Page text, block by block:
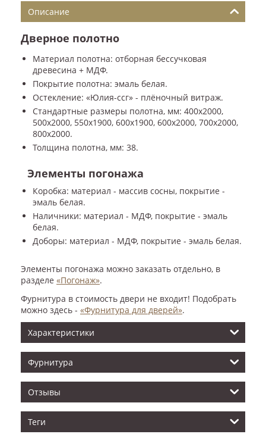
Описание
Дверное полотно
Материал полотна: отборная бессучковая
древесина + МДФ.
Покрытие полотна: эмаль белая.
Остекление: «Юлия-ссг» - плёночный витраж.
Стандартные размеры полотна, мм: 400x2000,
500x2000, 550x1900, 600x1900, 600x2000, 700x2000,
800x2000.
Толщина полотна, мм: 38.
Элементы погонажа
Коробка: материал - массив сосны, покрытие -
эмаль белая.
Наличники: материал - МДФ, покрытие - эмаль
белая.
Доборы: материал - МДФ, покрытие - эмаль белая.
Элементы погонажа можно заказать отдельно, в
разделе «Погонаж».
Фурнитура в стоимость двери не входит! Подобрать
можно здесь - «Фурнитура для дверей».
Характеристики
Фурнитура
Отзывы
Теги